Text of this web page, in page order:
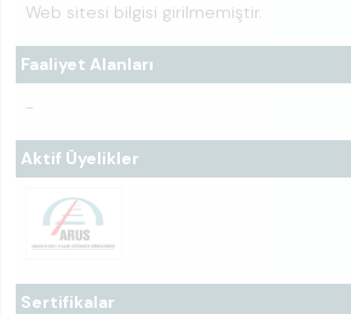
Web sitesi bilgisi girilmemiştir.
Faaliyet Alanları
-
Aktif Üyelikler
Sertifikalar